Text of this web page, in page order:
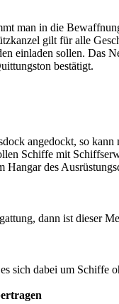
man in die
gilt für alle
einladen sollen. Das
bestätigt.
angedockt, so
Schiffe mit
des
dann ist dieser
sich dabei um Schiffe